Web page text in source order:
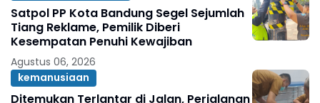
Satpol PP Kota Bandung Segel Sejumlah
Tiang Reklame, Pemilik Diberi
Kesempatan Penuhi Kewajiban
Agustus 06, 2026
kemanusiaan
Ditemukan Terlantar di Jalan, Perjalanan